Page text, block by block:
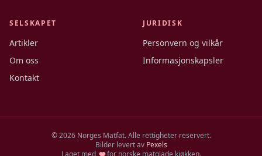
SELSKAPET
Artikler
Om oss
Kontakt
JURIDISK
Personvern og vilkår
Informasjonskapsler
©2026Norges Matfat. Alle rettigheter reservert.
Bilder levert av Pexels
Laget med
for norske matglade kjøkken.